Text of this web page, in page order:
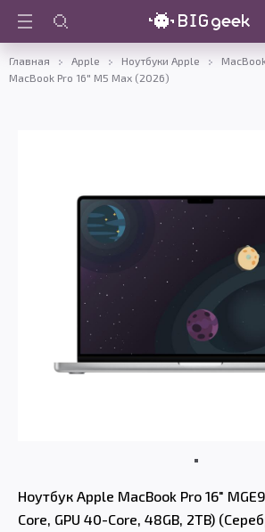
Главная Apple Ноутбуки Apple
MacBook Pro 16" M5 Max (2026)
Ноутбук Apple MacBook Pro 16"
Core, GPU 40-Core, 48GB, 2TB)